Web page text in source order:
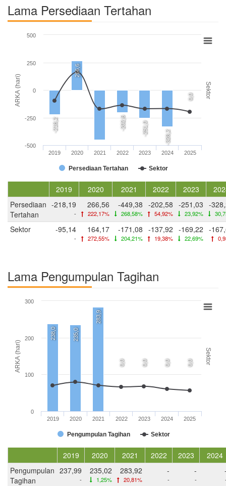
Lama Persediaan Tertahan
ARKA (hari) Sektor
-218,2
266,6
-202,6 -251,0
-328,2
0,0
Persediaan Tertahan Sektor
2019 2020 2021 2022 2023 2024 2025
-500
-250
0
250
500
2019 2020 2021 2022 2023
Persediaan
Tertahan
-218,19
-
266,56
222,17%
-449,38
268,58%
-202,58
54,92%
-251,03
23,92%
-
Sektor -95,14
-
164,17
272,55%
-171,08
204,21%
-137,92
19,38%
-169,22
22,69%
-
Lama Pengumpulan Tagihan
ARKA (hari) Sektor
238,0 235,0
283,9
0,0 0,0 0,0 0,0
Pengumpulan Tagihan Sektor
2019 2020 2021 2022 2023 2024 2025
0
100
200
300
2019 2020 2021 2022 2023
2024
Pengumpulan
Tagihan
237,99
-
235,02
1,25%
283,92
20,81%
-
-
-
-